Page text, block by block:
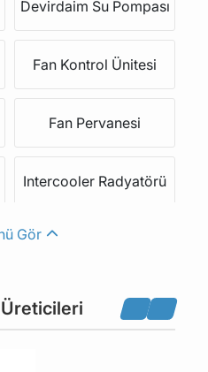
BENTLEY
CADILLAC
JEEP
BERTONE
LAND ROVER
Devirdaim Su Pompası
Fan Kontrol Ünitesi
Fan Pervanesi
Intercooler Radyatörü
Kalorifer Radyatörü
Gör